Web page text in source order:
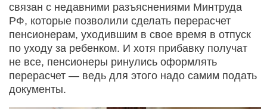
связан с недавними разъяснениями Минтруда
РФ, которые позволили сделать перерасчет
пенсионерам, уходившим в свое время в отпуск
по уходу за ребенком. И хотя прибавку получат
не все, пенсионеры ринулись оформлять
перерасчет — ведь для этого надо самим подать
документы.